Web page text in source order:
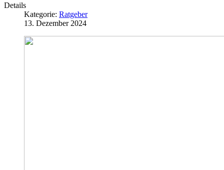
Details
Kategorie: Ratgeber
13. Dezember 2024